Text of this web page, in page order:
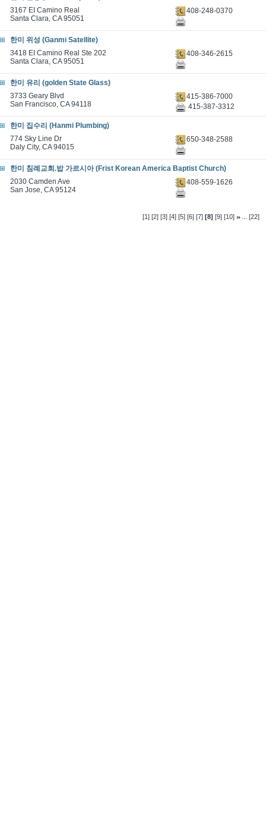
3167 EI Camino Real
Santa Clara, CA 95051
408-248-0370
한미 위성 (Ganmi Satellite)
3418 EI Camino Real Ste 202
Santa Clara, CA 95051
408-346-2615
한미 유리 (golden State Glass)
3733 Geary Blvd
San Francisco, CA 94118
415-386-7000
415-387-3312
한미 집수리 (Hanmi Plumbing)
774 Sky Line Dr
Daly City, CA 94015
650-348-2588
한미 침례교회.밥 가르시아 (Frist Korean America Baptist Church)
2030 Camden Ave
San Jose, CA 95124
408-559-1626
[1] [2] [3] [4] [5] [6] [7] [8] [9] [10] ...[22]